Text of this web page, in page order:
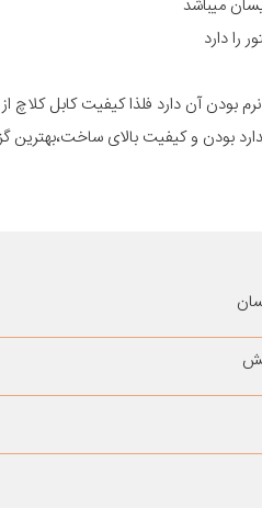
را دارد
بودن آن دارد فلذا کیفیت کابل کلاچ
بودن و کیفیت بالای ساخت،بهترین